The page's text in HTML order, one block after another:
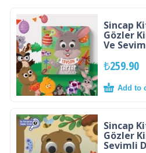
Sincap
Gözler
Ve
₺259.90
Add to
Sincap
Gözler
Sevimli